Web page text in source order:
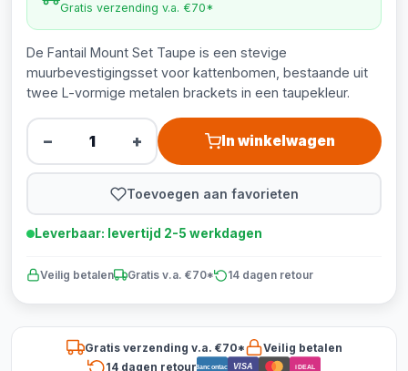
Gratis verzending v.a. €70*
De Fantail Mount Set Taupe is een stevige
muurbevestigingsset voor kattenbomen, bestaande uit
twee L-vormige metalen brackets in een taupekleur.
− + In winkelwagen
Toevoegen aan favorieten
Leverbaar: levertijd 2-5 werkdagen
Veilig betalen Gratis v.a. €70* 14 dagen retour
Gratis verzending v.a. €70*
Veilig betalen
14 dagen retourBancontact VISA iDEAL